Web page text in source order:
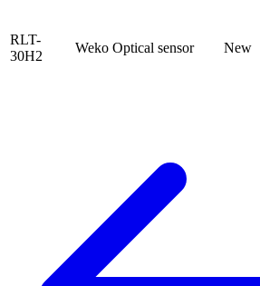
RLT-
30H2
Weko Optical sensor New